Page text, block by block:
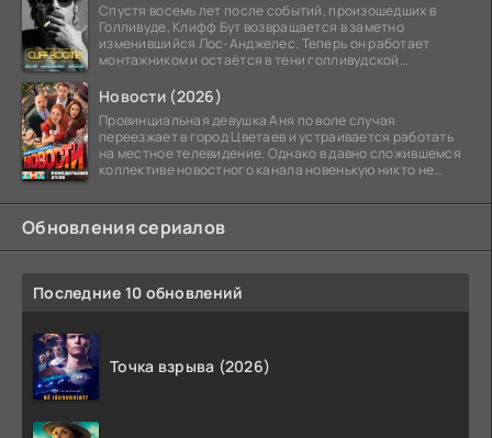
Спустя восемь лет после событий, произошедших в
Голливуде, Клифф Бут возвращается в заметно
изменившийся Лос-Анджелес. Теперь он работает
монтажником и остаётся в тени голливудской
Новости (2026)
Провинциальная девушка Аня по воле случая
переезжает в город Цветаев и устраивается работать
на местное телевидение. Однако в давно сложившемся
коллективе новостного канала новенькую никто не
Обновления сериалов
Последние 10 обновлений
Точка взрыва (2026)